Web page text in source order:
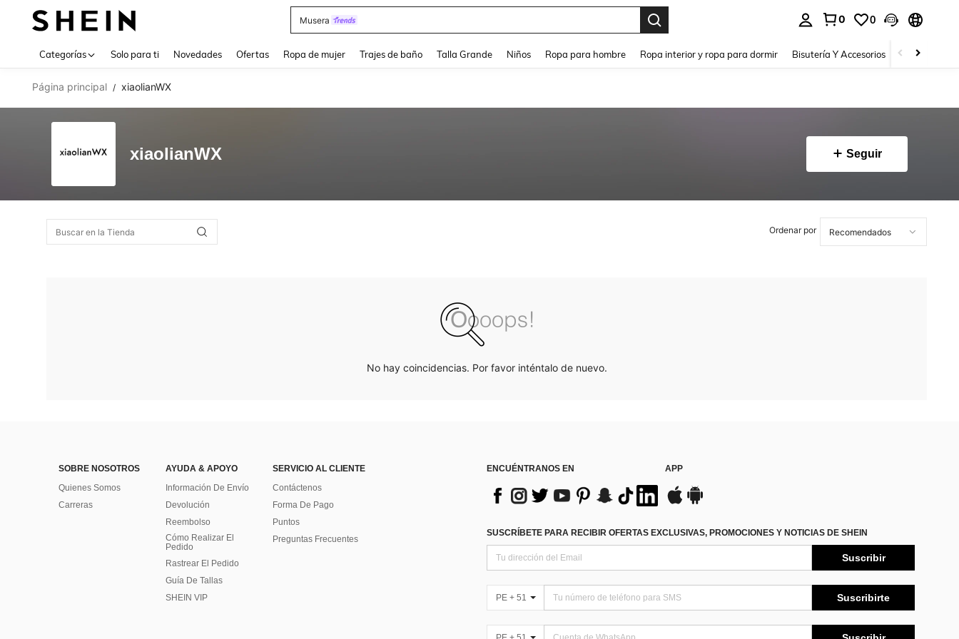
Musera
0 0
Categorías Solo para ti Novedades Ofertas Ropa de mujer Trajes de baño Talla Grande Niños Ropa para hombre Ropa interior y ropa para dormir Bisutería Y Accesorios Zapatos
Página principal / xiaolianWX
xiaolianWX Seguir
Ordenar por
No hay coincidencias. Por favor inténtalo de nuevo.
SOBRE NOSOTROS
Quienes Somos
Carreras
AYUDA & APOYO
Información De Envío
Devolución
Reembolso
Cómo Realizar El
Pedido
Rastrear El Pedido
Guía De Tallas
SHEIN VIP
SERVICIO AL CLIENTE
Contáctenos
Forma De Pago
Puntos
Preguntas Frecuentes
ENCUÉNTRANOS EN APP
SUSCRÍBETE PARA RECIBIR OFERTAS EXCLUSIVAS, PROMOCIONES Y NOTICIAS DE SHEIN
Suscribir
PE + 51 Suscribirte